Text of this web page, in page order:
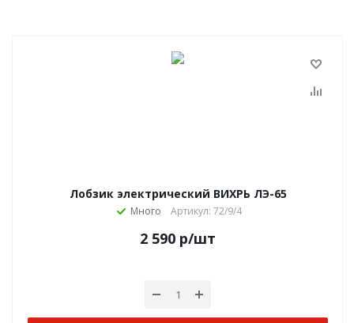
Лобзик электрический ВИХРЬ ЛЭ-65
Много Артикул: 72/9/4
2 590 р/шт